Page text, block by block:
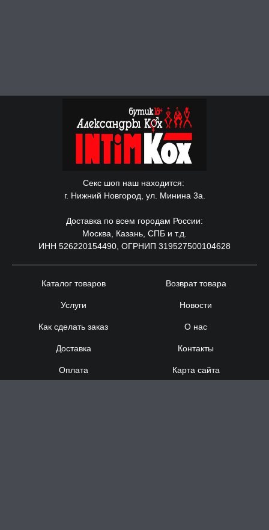
Секс шоп наш находится:
г. Нижний Новгород, ул. Минина 3а.
Доставка по всем городам России:
Москва, Казань, СПБ и т.д.
ИНН 526220154490, ОГРНИП 319527500104628
Каталог товаров
Услуги
Как сделать заказ
Доставка
Оплата
Возврат товара
Новости
О нас
Контакты
Карта сайта